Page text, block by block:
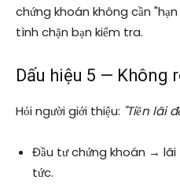
chứng khoán không cần
tình chặn bạn kiểm tra.
Dấu hiệu 5 — Không
Hỏi người giới thiệu: "Tiền lãi
Đầu tư chứng khoán →
tức.